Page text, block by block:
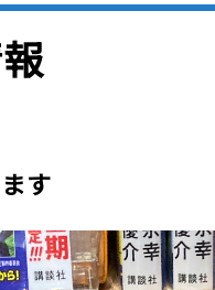
す